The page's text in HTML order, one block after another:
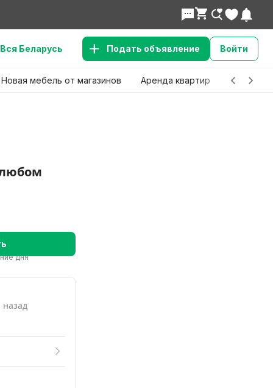
Вся Беларусь Подать объявление Войти
Новая мебель от магазинов Аренда квартир Детские
дня
назад